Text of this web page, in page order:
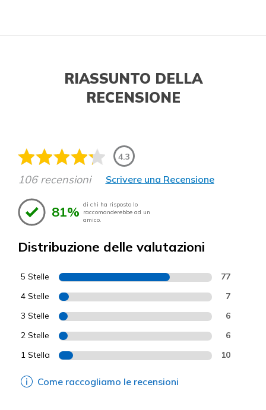
RIASSUNTO DELLA
RECENSIONE
4.3
106 recensioni Scrivere una Recensione
81% di chi ha risposto lo
raccomanderebbe ad un
amico.
Distribuzione delle valutazioni
5 Stelle 77
4 Stelle 7
3 Stelle 6
2 Stelle 6
1 Stella 10
Come raccogliamo le recensioni